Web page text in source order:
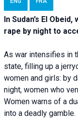
In Sudan’s El
rape by night to
As war intensifies in
state, filling up a
women and girls: by
night, women who
Women warns of a
into a deadly gamble.